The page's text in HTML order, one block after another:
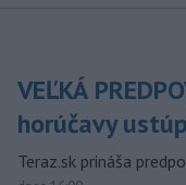
VEĽKÁ
horúčavy
Teraz.sk prináša